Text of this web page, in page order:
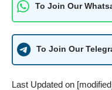
To Join Our
To Join Our
Last Updated on